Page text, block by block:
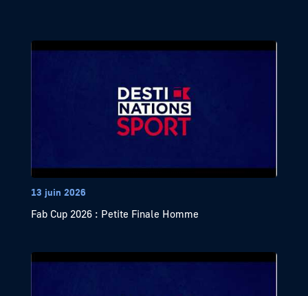
13 juin 2026
Fab Cup 2026 : Petite Finale Homme